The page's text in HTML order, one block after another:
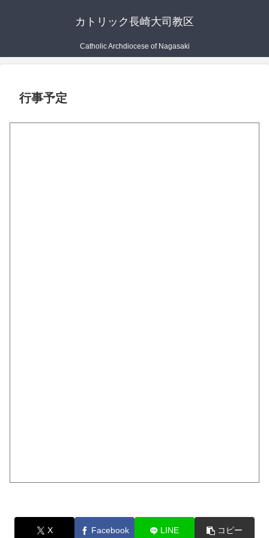
カトリック長崎大司教区
Catholic Archdiocese of Nagasaki
行事予定
X Facebook LINE コピー